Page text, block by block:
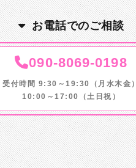
お電話でのご相談
090-8069-0198
受付時間 9:30～19:30（月水木金）
10:00～17:00（土日祝）